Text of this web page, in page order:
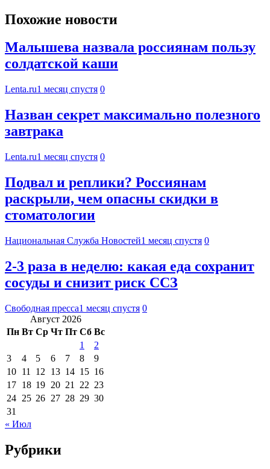
Похожие новости
Малышева назвала россиянам пользу
солдатской каши
Lenta.ru1 месяц спустя 0
Назван секрет максимально полезного
завтрака
Lenta.ru1 месяц спустя 0
Подвал и реплики? Россиянам
раскрыли, чем опасны скидки в
стоматологии
Национальная Служба Новостей1 месяц спустя 0
2-3 раза в неделю: какая еда сохранит
сосуды и снизит риск ССЗ
Свободная пресса1 месяц спустя 0
Август 2026
Пн Вт Ср Чт Пт Сб Вс
1
2
3
4 5 6 7 8
9
10 11 12 13 14 15 16
17 18 19 20 21 22 23
24 25 26 27 28 29 30
31
« Июл
Рубрики